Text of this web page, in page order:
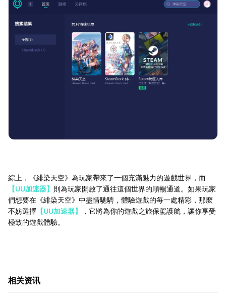
綜上，《緋染天空》為玩家帶來了一個充滿魅力的遊戲世界，而
【UU加速器】 則為玩家開啟了通往這個世界的順暢通道。如果玩家
們想要在《緋染天空》中盡情馳騁，體驗遊戲的每一處精彩，那麼
不妨選擇 【UU加速器】
，它將為你的遊戲之旅保駕護航，讓你享受
極致的遊戲體驗。
相关资讯